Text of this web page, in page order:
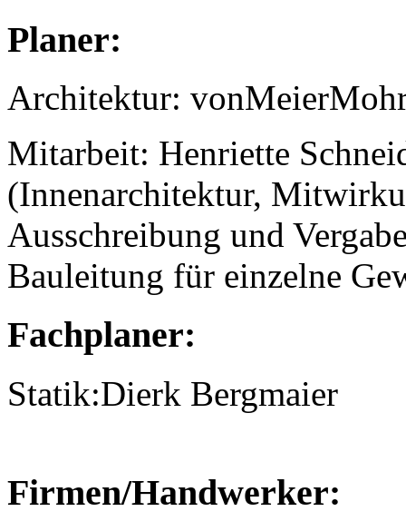
Planer:
Architektur:
Mitarbeit: Henriette
(Innenarchitektur,
Ausschreibung und
Bauleitung für einzelne
Fachplaner:
Statik:Dierk Bergmaier
Firmen/Handwerker: